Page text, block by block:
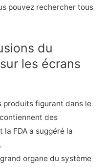
pouvez rechercher tous
du
les écrans
produits figurant dans le
des
FDA a suggéré la
organe du système